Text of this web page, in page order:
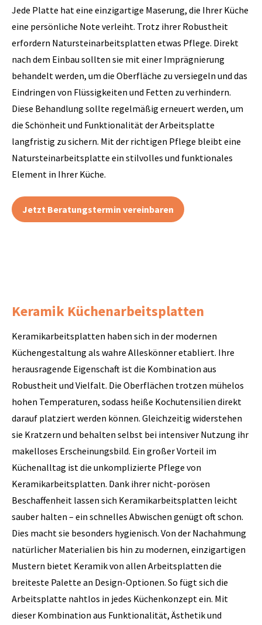
Jede Platte hat eine einzigartige Maserung, die Ihrer Küche
eine persönliche Note verleiht. Trotz ihrer Robustheit
erfordern Natursteinarbeitsplatten etwas Pflege. Direkt
nach dem Einbau sollten sie mit einer Imprägnierung
behandelt werden, um die Oberfläche zu versiegeln und das
Eindringen von Flüssigkeiten und Fetten zu verhindern.
Diese Behandlung sollte regelmäßig erneuert werden, um
die Schönheit und Funktionalität der Arbeitsplatte
langfristig zu sichern. Mit der richtigen Pflege bleibt eine
Natursteinarbeitsplatte ein stilvolles und funktionales
Element in Ihrer Küche.
Jetzt Beratungstermin vereinbaren
Keramik Küchenarbeitsplatten
Keramikarbeitsplatten haben sich in der modernen
Küchengestaltung als wahre Alleskönner etabliert. Ihre
herausragende Eigenschaft ist die Kombination aus
Robustheit und Vielfalt. Die Oberflächen trotzen mühelos
hohen Temperaturen, sodass heiße Kochutensilien direkt
darauf platziert werden können. Gleichzeitig widerstehen
sie Kratzern und behalten selbst bei intensiver Nutzung ihr
makelloses Erscheinungsbild. Ein großer Vorteil im
Küchenalltag ist die unkomplizierte Pflege von
Keramikarbeitsplatten. Dank ihrer nicht-porösen
Beschaffenheit lassen sich Keramikarbeitsplatten leicht
sauber halten – ein schnelles Abwischen genügt oft schon.
Dies macht sie besonders hygienisch. Von der Nachahmung
natürlicher Materialien bis hin zu modernen, einzigartigen
Mustern bietet Keramik von allen Arbeitsplatten die
breiteste Palette an Design-Optionen. So fügt sich die
Arbeitsplatte nahtlos in jedes Küchenkonzept ein. Mit
dieser Kombination aus Funktionalität, Ästhetik und